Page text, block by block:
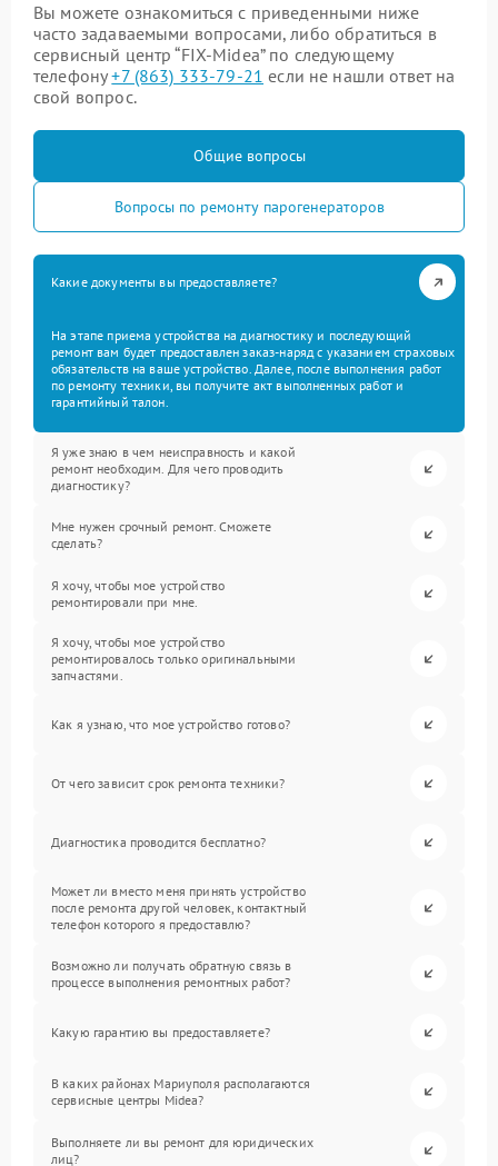
Вы можете ознакомиться с приведенными ниже
часто задаваемыми вопросами, либо обратиться в
сервисный центр “FIX-Midea” по следующему
телефону+7 (863) 333-79-21 если не нашли ответ на
свой вопрос.
Общие вопросы
Вопросы по ремонту парогенераторов
Какие документы вы предоставляете?
На этапе приема устройства на диагностику и последующий
ремонт вам будет предоставлен заказ-наряд с указанием страховых
обязательств на ваше устройство. Далее, после выполнения работ
по ремонту техники, вы получите акт выполненных работ и
гарантийный талон.
Я уже знаю в чем неисправность и какой
ремонт необходим. Для чего проводить
диагностику?
Мне нужен срочный ремонт. Сможете
сделать?
Я хочу, чтобы мое устройство
ремонтировали при мне.
Я хочу, чтобы мое устройство
ремонтировалось только оригинальными
запчастями.
Как я узнаю, что мое устройство готово?
От чего зависит срок ремонта техники?
Диагностика проводится бесплатно?
Может ли вместо меня принять устройство
после ремонта другой человек, контактный
телефон которого я предоставлю?
Возможно ли получать обратную связь в
процессе выполнения ремонтных работ?
Какую гарантию вы предоставляете?
В каких районах Мариуполя располагаются
сервисные центры Midea?
Выполняете ли вы ремонт для юридических
лиц?